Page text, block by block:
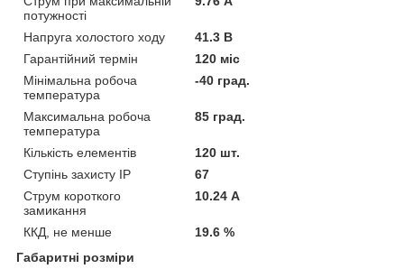
потужності
Напруга холостого ходу
41.3 В
Гарантійний термін
120 міс
Мінімальна робоча
температура
-40 град.
Максимальна робоча
температура
85 град.
Кількість елементів
120 шт.
Ступінь захисту IP
67
Струм короткого
замикання
10.24 А
ККД, не менше
19.6 %
Габаритні розміри